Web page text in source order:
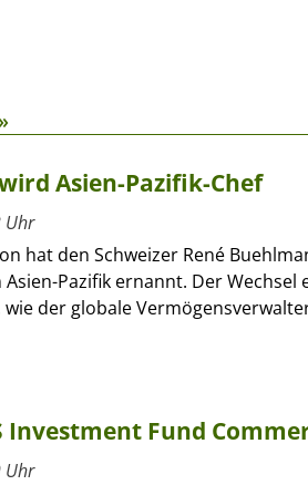
Asien-Pazifik-Chef
Uhr
hat den Schweizer René
Pazifik ernannt. Der Wechsel
wie der globale
Investment Fund
Uhr